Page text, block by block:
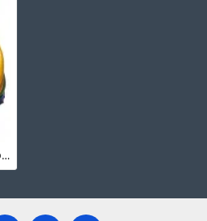
Castillo Hinchable De Discoteca Con Tobogán